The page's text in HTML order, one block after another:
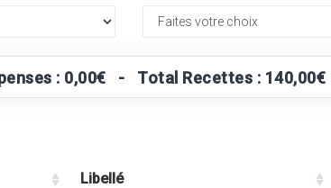
: 0,00€ - Total Recettes : 140,00€
Libellé